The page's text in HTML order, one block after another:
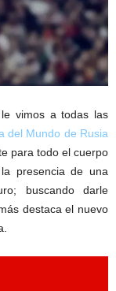
vimos a todas las
del Mundo de Rusia
para todo el cuerpo
presencia de una
buscando darle
destaca el nuevo